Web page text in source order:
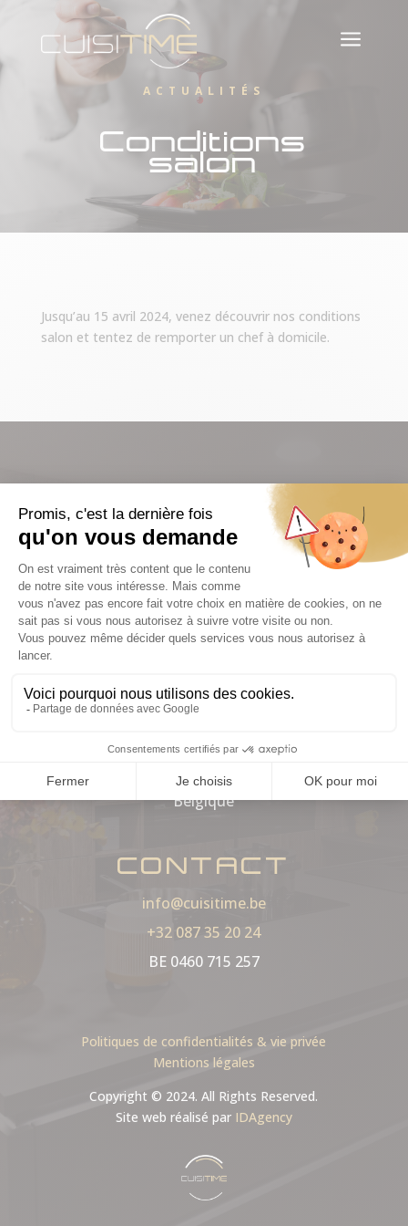
a
ACTUALITÉS
Conditions
salon
Jusqu’au 15 avril 2024, venez découvrir nos conditions
salon et tentez de remporter un chef à domicile.
LOCALISATION
Rue de Verviers 70
4651 BATTICE
Belgique
CONTACT
info@cuisitime.be
+32 087 35 20 24
BE 0460 715 257
Politiques de confidentialités & vie privée
Mentions légales
Copyright © 2024. All Rights Reserved.
Site web réalisé par IDAgency